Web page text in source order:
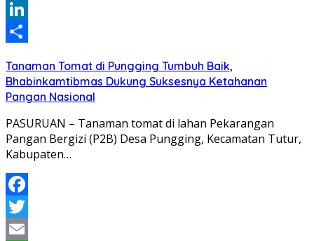
WhatsApp
LinkedIn
Tanaman Tomat di Pungging Tumbuh Baik,
Bhabinkamtibmas Dukung Suksesnya Ketahanan
Pangan Nasional
PASURUAN – Tanaman tomat di lahan Pekarangan
Pangan Bergizi (P2B) Desa Pungging, Kecamatan Tutur,
Kabupaten…
Facebook
Twitter